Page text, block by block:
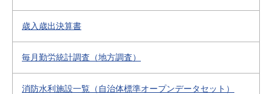
歳入歳出決算書
毎月勤労統計調査（地方調査）
消防水利施設一覧（自治体標準オープンデータセット）